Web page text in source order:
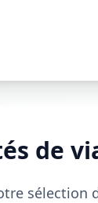
de
sélection